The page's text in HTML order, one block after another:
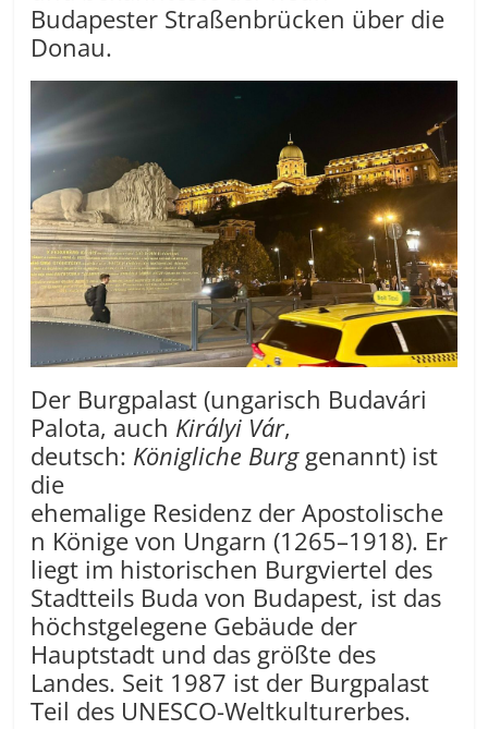
Budapester Straßenbrücken über die
Donau.
Der Burgpalast (ungarisch Budavári
Palota, auch Királyi Vár,
deutsch: Königliche Burggenannt) ist
die
ehemalige Residenz der Apostolische
n Könige von Ungarn (1265–1918). Er
liegt im historischen Burgviertel des
Stadtteils Buda von Budapest, ist das
höchstgelegene Gebäude der
Hauptstadt und das größte des
Landes. Seit 1987 ist der Burgpalast
Teil des UNESCO-Weltkulturerbes.